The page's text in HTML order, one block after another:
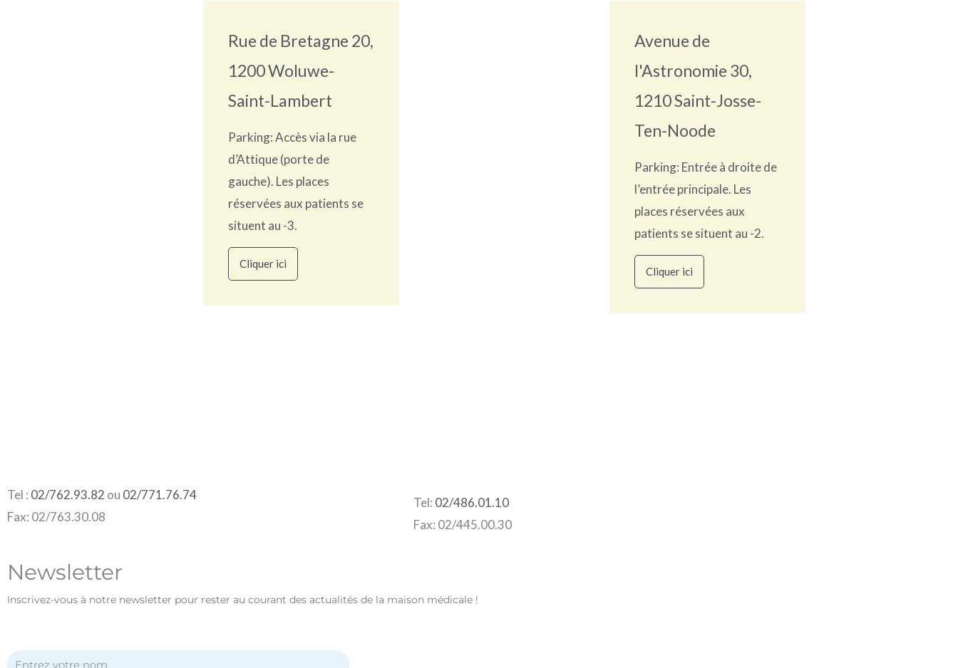
Rue de Bretagne 20,
1200 Woluwe-
Saint-Lambert
Parking: Accès via la rue
d’Attique (porte de
gauche). Les places
réservées aux patients se
situent au -3.
Cliquer ici
Tel : 02/762.93.82 ou 02/771.76.74
Fax: 02/763.30.08
Avenue de
l'Astronomie 30,
1210 Saint-Josse-
Ten-Noode
Parking: Entrée à droite de
l’entrée principale. Les
places réservées aux
patients se situent au -2.
Cliquer ici
Tel: 02/486.01.10
Fax: 02/445.00.30
Newsletter
Inscrivez-vous à notre newsletter pour rester au courant des actualités de la maison médicale !